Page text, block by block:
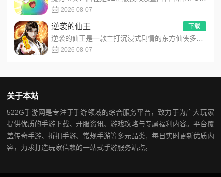
2026-08-07
逆袭的仙王
2026-08-07
下载
关于本站
522G手游网是专注于手游领域的综合服务平台，致力于为广大玩家
提供优质的手游下载、开服资讯、游戏攻略与专属福利内容。平台覆
盖传奇手游、折扣手游、常规手游等多元品类，每日实时更新优质内
容，力求打造玩家信赖的一站式手游服务站点。